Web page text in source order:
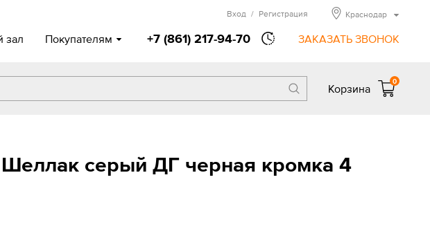
зал Покупателям +7 (861) 217-94-70 ЗАКАЗАТЬ ЗВОНОК
Вход / Регистрация Краснодар
Корзина
0
серый ДГ черная кромка 4